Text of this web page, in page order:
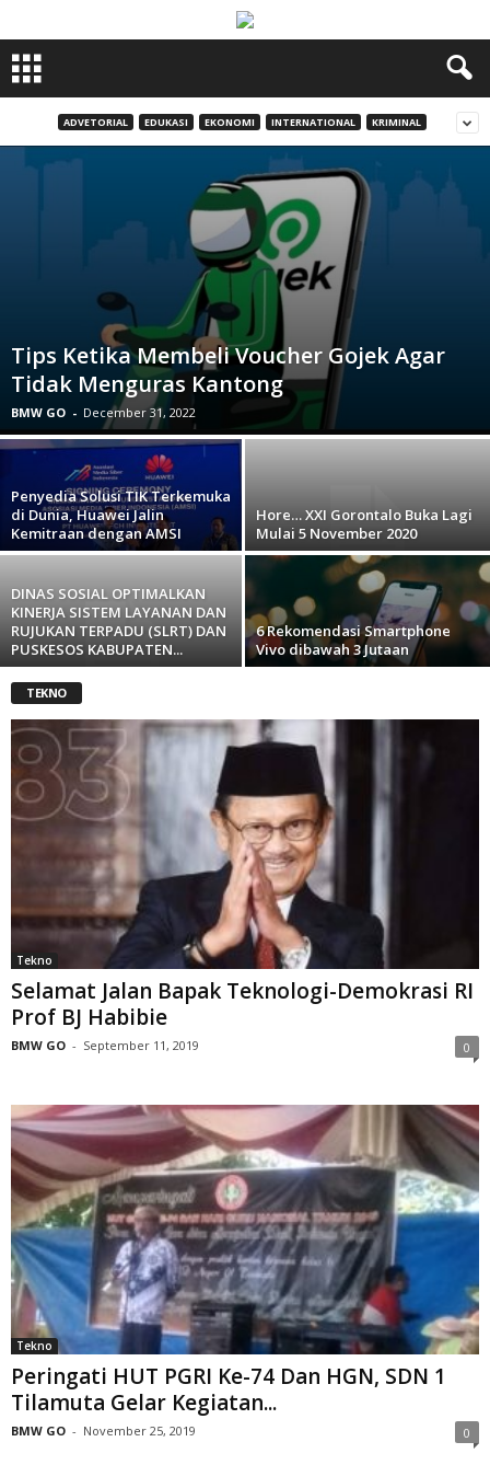
ADVETORIAL EDUKASI EKONOMI INTERNATIONAL KRIMINAL
Tips Ketika Membeli Voucher Gojek Agar
Tidak Menguras Kantong
BMW GO - December 31, 2022
Penyedia Solusi TIK Terkemuka
di Dunia, Huawei Jalin
Kemitraan dengan AMSI
Hore… XXI Gorontalo Buka Lagi
Mulai 5 November 2020
DINAS SOSIAL OPTIMALKAN
KINERJA SISTEM LAYANAN DAN
RUJUKAN TERPADU (SLRT) DAN
PUSKESOS KABUPATEN...
6 Rekomendasi Smartphone
Vivo dibawah 3 Jutaan
TEKNO
Tekno
Selamat Jalan Bapak Teknologi-Demokrasi RI
Prof BJ Habibie
BMW GO - September 11, 2019 0
Tekno
Peringati HUT PGRI Ke-74 Dan HGN, SDN 1
Tilamuta Gelar Kegiatan...
BMW GO - November 25, 2019 0